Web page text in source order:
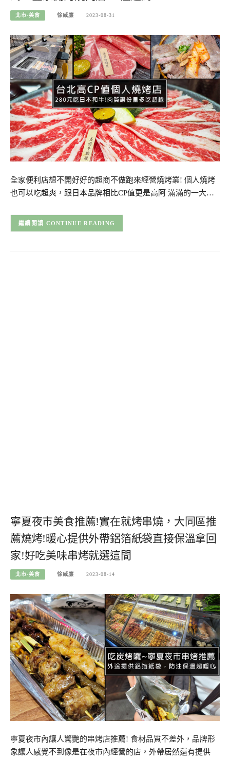
北市-美食 徐威廉 2023-08-31
全家便利店想不開好好的超商不做跑來經營燒烤業! 個人燒烤
也可以吃超爽，跟日本品牌相比CP值更是高阿 滿滿的一大…
CONTINUE READING
寧夏夜市美食推薦!實在就烤串燒，大同區推
薦燒烤!暖心提供外帶鋁箔紙袋直接保溫拿回
家!好吃美味串烤就選這間
北市-美食 徐威廉 2023-08-14
寧夏夜市內讓人驚艷的串烤店推薦! 食材品質不差外，品牌形
象讓人感覺不到像是在夜市內經營的店，外帶居然還有提供